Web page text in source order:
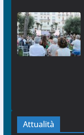
Attualità